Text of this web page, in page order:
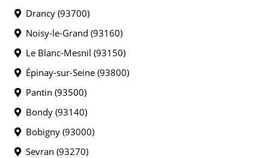
Drancy (93700)
Noisy-le-Grand (93160)
Le Blanc-Mesnil (93150)
Épinay-sur-Seine (93800)
Pantin (93500)
Bondy (93140)
Bobigny (93000)
Sevran (93270)